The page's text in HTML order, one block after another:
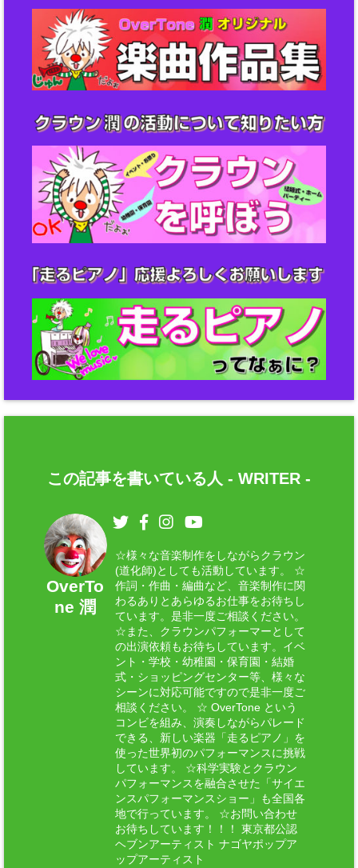
この記事を書いている人 - WRITER -
OverTo
ne 潤
☆様々な音楽制作をしながらクラウン
(道化師)としても活動しています。 ☆
作詞・作曲・編曲など、音楽制作に関
わるありとあらゆるお仕事をお待ちし
ています。是非一度ご相談ください。
☆また、クラウンパフォーマーとして
の出演依頼もお待ちしています。イベ
ント・学校・幼稚園・保育園・結婚
式・ショッピングセンター等、様々な
シーンに対応可能ですので是非一度ご
相談ください。 ☆ OverTone という
コンビを組み、演奏しながらパレード
できる、新しい楽器「走るピアノ」を
使った世界初のパフォーマンスに挑戦
しています。 ☆科学実験とクラウン
パフォーマンスを融合させた「サイエ
ンスパフォーマンスショー」も全国各
地で行っています。 ☆お問い合わせ
お待ちしています！！！ 東京都公認
ヘブンアーティスト ナゴヤポップア
ップアーティスト